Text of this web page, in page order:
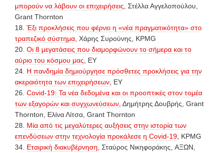
μπορούν να λάβουν οι επιχειρήσεις , Στέλλα Αγγελοπούλου,
Grant Thornton
18. Έξι προκλήσεις που φέρνει η «νέα πραγματικότητα» στο
τραπεζικό σύστημα , Χάρης Συρούνης, KPMG
20. Οι 8 μεγατάσεις που διαμορφώνουν το σήμερα και το
αύριο του κόσμου μας , EY
24. Η πανδημία δημιούργησε πρόσθετες προκλήσεις για την
ακεραιότητα των επιχειρήσεων , EY
26. Covid-19: Τα νέα δεδομένα και οι προοπτικές στον τομέα
των εξαγορών και συγχωνεύσεων , Δημήτρης Δουβρής, Grant
Thornton, Ελίνα Λίτσα, Grant Thornton
28.
Μία από τις μεγαλύτερες αυξήσεις στην ιστορία των
επενδύσεων στην τεχνολογία προκάλεσε η Covid-19 , KPMG
34. Εταιρική διακυβέρνηση , Σταύρος Νικηφοράκης, AΞΩΝ,